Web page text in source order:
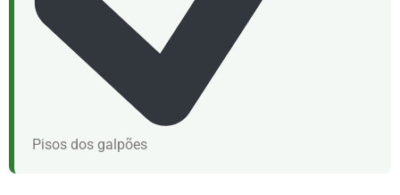
Pisos dos galpões